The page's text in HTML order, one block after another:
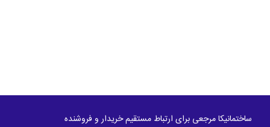
ساختمانیکا مرجعی برای ارتباط مستقیم خریدار و فروشنده